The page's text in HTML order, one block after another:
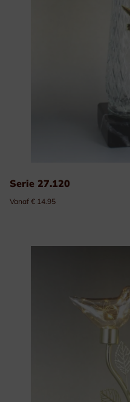
Serie 27.120
Vanaf € 14.95